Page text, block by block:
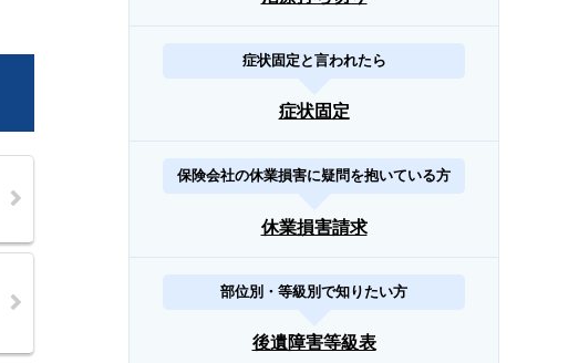
症状固定と言われたら
症状固定
保険会社の休業損害に疑問を抱いている方
休業損害請求
部位別・等級別で知りたい方
後遺障害等級表